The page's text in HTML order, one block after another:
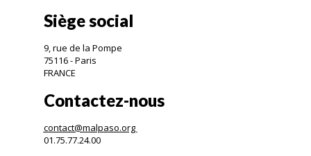
Siège social
9, rue de la Pompe
75116 - Paris
FRANCE
Contactez-nous
contact@malpaso.org
01.75.77.24.00